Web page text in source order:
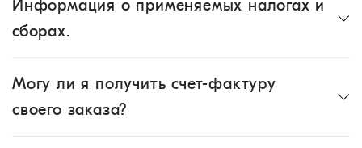
Информация о применяемых налогах и
сборах.
Могу ли я получить счет-фактуру
своего заказа?